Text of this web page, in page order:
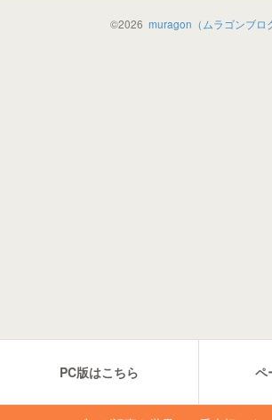
©2026 muragon（ムラゴンブロ
PC版はこちら ペ